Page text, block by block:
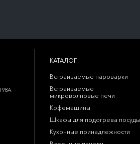
КАТАЛОГ
Встраиваемые пароварки
Встраиваемые
микроволновые печи
Кофемашины
Шкафы для подогрева посуды
Кухонные принадлежности